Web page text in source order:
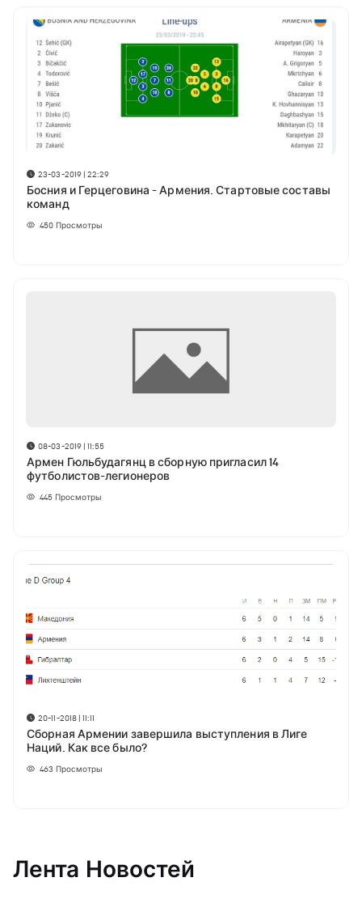
23-03-2019 | 22:29
Босния и Герцеговина - Армения. Стартовые составы
команд
450 Просмотры
08-03-2019 | 11:55
Армен Гюльбудагянц в сборную пригласил 14
футболистов-легионеров
445 Просмотры
20-11-2018 | 11:11
Сборная Армении завершила выступления в Лиге
Наций. Как все было?
463 Просмотры
Лента Новостей